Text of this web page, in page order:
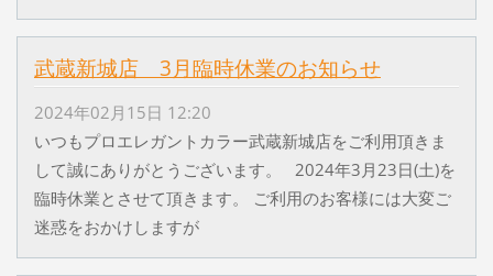
武蔵新城店 3月臨時休業のお知らせ
2024年02月15日 12:20
いつもプロエレガントカラー武蔵新城店をご利用頂きま
して誠にありがとうございます。 2024年3月23日(土)を
臨時休業とさせて頂きます。 ご利用のお客様には大変ご
迷惑をおかけしますが